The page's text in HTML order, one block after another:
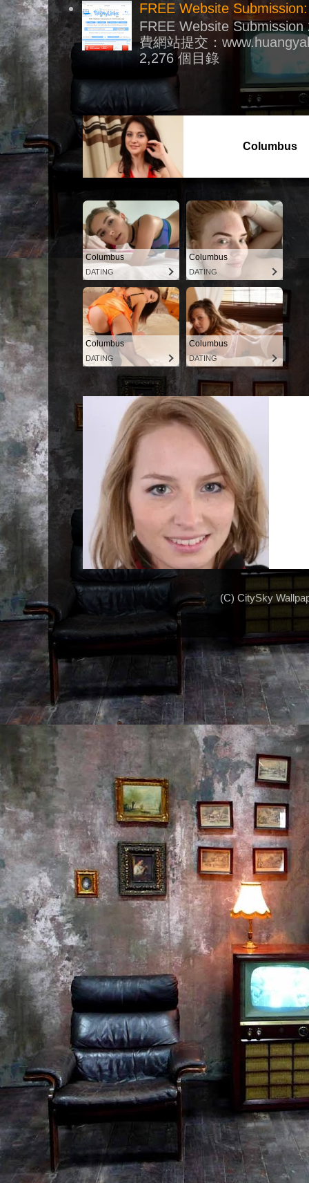
FREE Website
FREE Website
費網站提交：
2,276 個目錄
(C) CitySky